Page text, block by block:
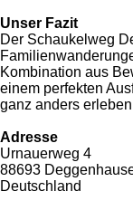
Unser Fazit
Der Schaukelweg
Kombination aus
einem perfekten
ganz anders
Adresse
Urnauerweg 4
88693
Deutschland